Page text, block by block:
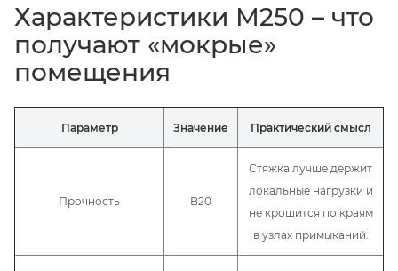
Характеристики М250 – что
получают «мокрые»
помещения
Параметр Значение Практический смысл
Прочность B20
Стяжка лучше держит
локальные нагрузки и
не крошится по краям
в узлах примыканий.